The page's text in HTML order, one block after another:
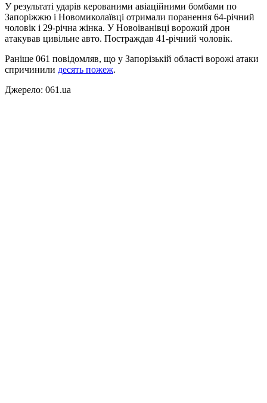
У результаті ударів керованими авіаційними бомбами по
Запоріжжю і Новомиколаївці отримали поранення 64-річний
чоловік і 29-річна жінка. У Новоіванівці ворожий дрон
атакував цивільне авто. Постраждав 41-річний чоловік.
Раніше 061 повідомляв, що у Запорізькій області ворожі атаки
спричинили десять пожеж.
Джерело: 061.ua